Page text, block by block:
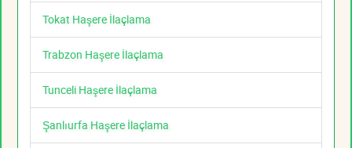
Tokat Haşere İlaçlama
Trabzon Haşere İlaçlama
Tunceli Haşere İlaçlama
Şanlıurfa Haşere İlaçlama